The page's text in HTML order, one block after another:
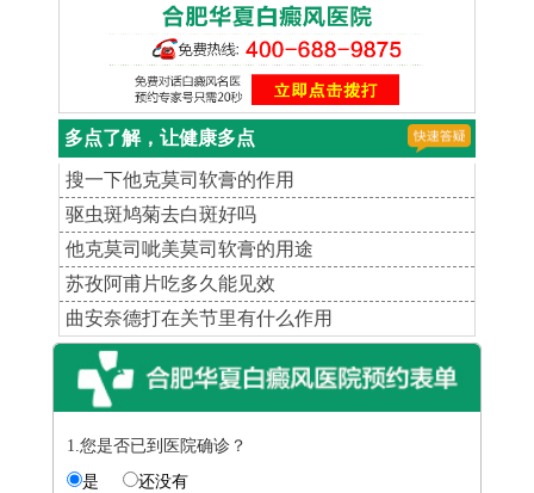
多点了解，让健康多点
搜一下他克莫司软膏的作用
驱虫斑鸠菊去白斑好吗
他克莫司呲美莫司软膏的用途
苏孜阿甫片吃多久能见效
曲安奈德打在关节里有什么作用
1.您是否已到医院确诊？
是
还没有